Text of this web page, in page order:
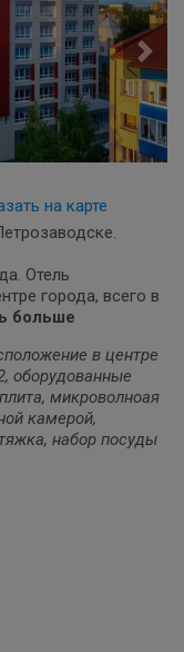
на карте
Отель
города, всего в
больше
в центре
оборудованные
микроволноая
камерой,
набор посуды